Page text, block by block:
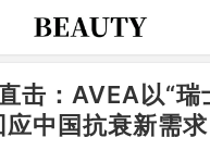
击：AVEA以“瑞
应中国抗衰新需求